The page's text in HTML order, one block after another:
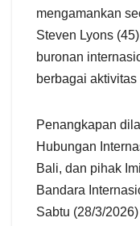
mengamankan
Steven Lyons
buronan
berbagai
Penangkapan
Hubungan
Bali, dan pihak
Bandara
Sabtu (28/3/